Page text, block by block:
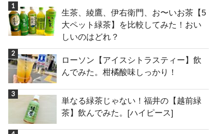
生茶、綾鷹、伊右衛門、お〜いお茶【5
大ペット緑茶】を比較してみた！おい
しいのはどれ？
ローソン【アイスシトラスティー】飲
んでみた。柑橘酸味しっかり！
単なる緑茶じゃない！福井の【越前緑
茶】飲んでみた。[ハイピース]